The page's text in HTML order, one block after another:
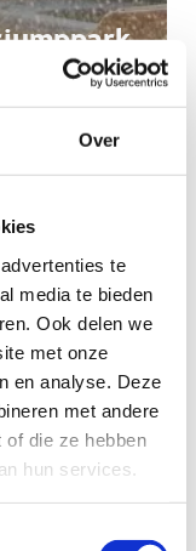
Over
te
media te bieden
Ook delen we
met onze
en analyse. Deze
met andere
die ze hebben
hun services.
toren +